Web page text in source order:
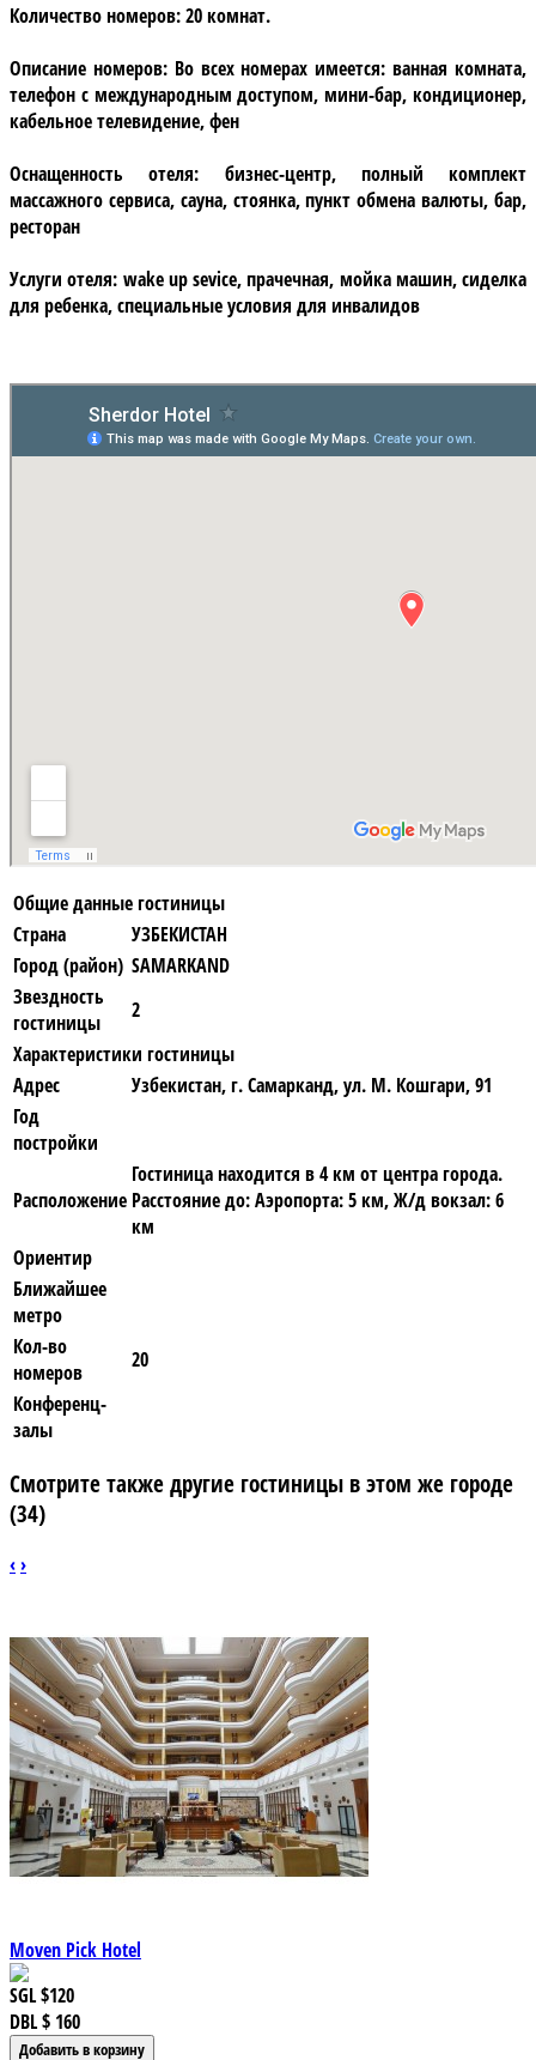
Количество номеров:20 комнат.
Описание номеров:Во всех номерах имеется: ванная комната,
телефон с международным доступом, мини-бар, кондиционер,
кабельное телевидение, фен
Оснащенность отеля: бизнес-центр, полный комплект
массажного сервиса, сауна, стоянка, пункт обмена валюты, бар,
ресторан
Услуги отеля: wake up sevice, прачечная, мойка машин, сиделка
для ребенка, специальные условия для инвалидов
Общие данные гостиницы
Страна
УЗБЕКИСТАН
Город (район) SAMARKAND
Звездность
гостиницы
2
Характеристики гостиницы
Адрес
Узбекистан, г. Самарканд, ул. М. Кошгари, 91
Год
постройки
Расположение
Гостиница находится в 4 км от центра города.
Расстояние до: Аэропорта: 5 км, Ж/д вокзал: 6
км
Ориентир
Ближайшее
метро
Кол-во
номеров
20
Конференц-
залы
Смотрите также другие гостиницы в этом же городе
(34)
‹›
Moven Pick Hotel
SGL$120
DBL$ 160